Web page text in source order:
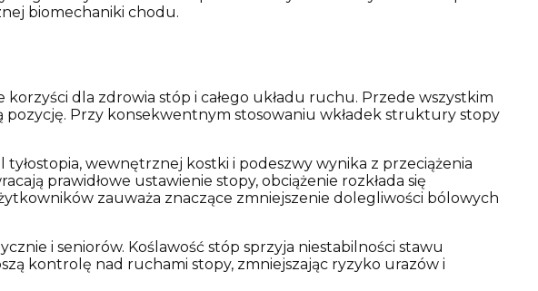
biomechaniki chodu.
dla zdrowia stóp i całego układu ruchu. Przede wszystkim
Przy konsekwentnym stosowaniu wkładek struktury stopy
wewnętrznej kostki i podeszwy wynika z przeciążenia
prawidłowe ustawienie stopy, obciążenie rozkłada się
zauważa znaczące zmniejszenie dolegliwości bólowych
i seniorów. Koślawość stóp sprzyja niestabilności stawu
kontrolę nad ruchami stopy, zmniejszając ryzyko urazów i